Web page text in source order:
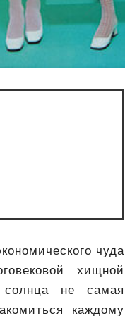
чуда
хищной
солнца не самая
каждому